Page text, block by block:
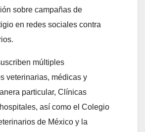
sobre campañas de
en redes sociales contra
múltiples
veterinarias, médicas y
particular, Clínicas
así como el Colegio
de México y la